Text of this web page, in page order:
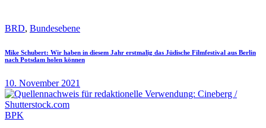
BRD, Bundesebene
Mike Schubert: Wir haben in diesem Jahr erstmalig das Jüdische Filmfestival aus Berlin
nach Potsdam holen können
10. November 2021
BPK